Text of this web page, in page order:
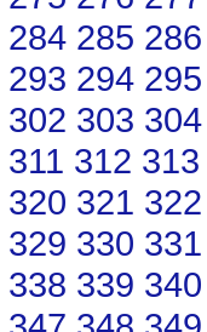
284 285 286
293 294 295
302 303 304
311 312 313
320 321 322
329 330 331
338 339 340